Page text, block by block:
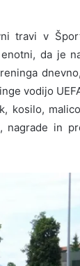
travi v
da je
vodijo
kosilo,
in